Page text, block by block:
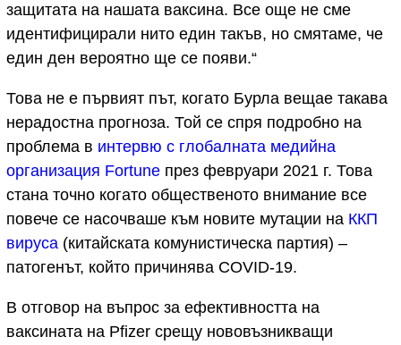
защитата на нашата ваксина. Все още не сме
идентифицирали нито един такъв, но смятаме, че
един ден вероятно ще се появи.“
Това не е първият път, когато Бурла вещае такава
нерадостна прогноза. Той се спря подробно на
проблема в интервю с глобалната медийна
организация Fortune през февруари 2021 г. Това
стана точно когато общественото внимание все
повече се насочваше към новите мутации на ККП
вируса (китайската комунистическа партия) –
патогенът, който причинява COVID-19.
В отговор на въпрос за ефективността на
ваксината на Pfizer срещу нововъзникващи